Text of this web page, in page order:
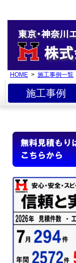
HOME > 施工事例一覧
施工事例